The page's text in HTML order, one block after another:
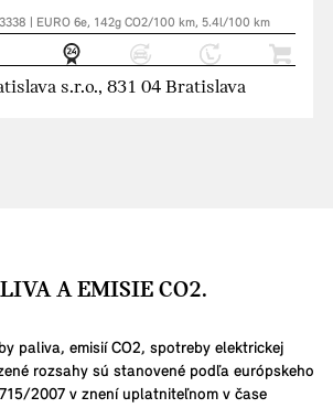
| EURO 6e, 142g CO2/100 km, 5.4l/100 km
s.r.o., 831 04 Bratislava
A EMISIE CO2.
paliva, emisií CO2, spotreby elektrickej
rozsahy sú stanovené podľa európskeho
2007 v znení uplatniteľnom v čase